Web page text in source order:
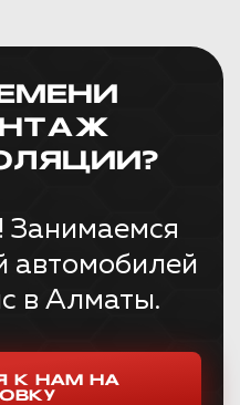
Занимаемся
автомобилей
в Алматы.
К НАМ НА